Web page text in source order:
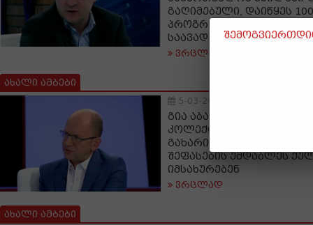
გაღიმებული, დაიწყეს
პროგრამა, რომელიც
საავადმყოფო ვერ
ვრცლად
ახალი ამბები
5-03-2024
გია აბაშიძე: იმდენად
კოლექტიური ხაზარაძე-
გახარიას ვითომ
შეფასების უმდაბლეს
იმსახურებენ
ვრცლად
ახალი ამბები